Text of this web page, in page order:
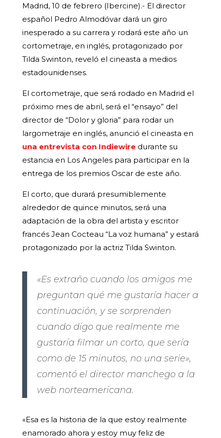
Madrid, 10 de febrero (Ibercine).- El director
español Pedro Almodóvar dará un giro
inesperado a su carrera y rodará este año un
cortometraje, en inglés, protagonizado por
Tilda Swinton, reveló el cineasta a medios
estadounidenses.
El cortometraje, que será rodado en Madrid el
próximo mes de abril, será el “ensayo” del
director de “Dolor y gloria” para rodar un
largometraje en inglés, anunció el cineasta en
una entrevista con Indiewiredurante su
estancia en Los Angeles para participar en la
entrega de los premios Oscar de este año.
El corto, que durará presumiblemente
alrededor de quince minutos, será una
adaptación de la obra del artista y escritor
francés Jean Cocteau “La voz humana” y estará
protagonizado por la actriz Tilda Swinton.
«Es extraño cuando los amigos me
preguntan qué me gustaría hacer a
continuación, y se sorprenden
cuando digo que realmente me
gustaría filmar un corto, que sería
como de 15 minutos, no una serie»,
comentó el director manchego a la
web norteamericana.
«Esa es la historia de la que estoy realmente
enamorado ahora y estoy muy feliz de